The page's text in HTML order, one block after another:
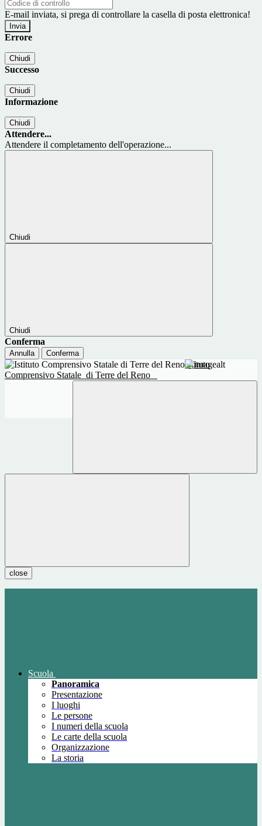
E-mail inviata, si prega di controllare la casella di posta elettronica!
Errore
Chiudi
Successo
Chiudi
Informazione
Chiudi
Attendere...
Attendere il completamento dell'operazione...
Chiudi
Chiudi
Conferma
Annulla Conferma
Istituto
Comprensivo Statale di Terre del Reno
close
Scuola
Panoramica
Presentazione
I luoghi
Le persone
I numeri della scuola
Le carte della scuola
Organizzazione
La storia